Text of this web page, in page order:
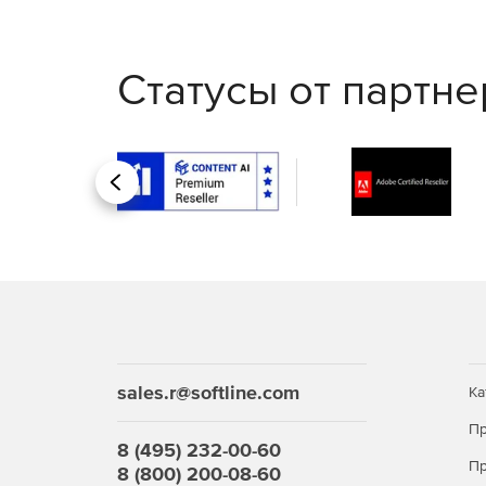
последующим выставлением заключения.
Синхронный режим. Наблюдение и
испытуемым с выставлением заключения
Статусы от
Назад
sales.r@softline.com
8 (495) 232-00-60
8 (800) 200-08-60